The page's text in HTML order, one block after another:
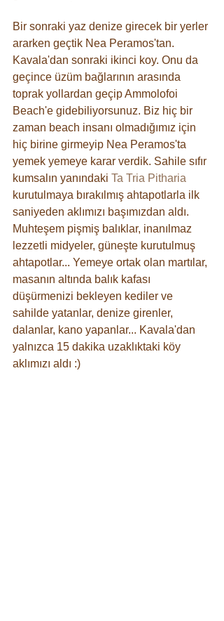
Bir sonraki yaz denize girecek bir yerler
ararken geçtik Nea Peramos'tan.
Kavala'dan sonraki ikinci koy. Onu da
geçince üzüm bağlarının arasında
toprak yollardan geçip Ammolofoi
Beach'e gidebiliyorsunuz. Biz hiç bir
zaman beach insanı olmadığımız için
hiç birine girmeyip Nea Peramos'ta
yemek yemeye karar verdik. Sahile sıfır
kumsalın yanındaki Ta Tria Pitharia
kurutulmaya bırakılmış ahtapotlarla ilk
saniyeden aklımızı başımızdan aldı.
Muhteşem pişmiş balıklar, inanılmaz
lezzetli midyeler, güneşte kurutulmuş
ahtapotlar... Yemeye ortak olan martılar,
masanın altında balık kafası
düşürmenizi bekleyen kediler ve
sahilde yatanlar, denize girenler,
dalanlar, kano yapanlar... Kavala'dan
yalnızca 15 dakika uzaklıktaki köy
aklımızı aldı :)